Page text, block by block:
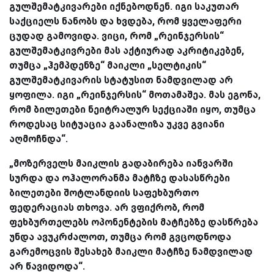
გულშემატკივარები იქნებოდნენ. იგი საკუთარ
საქციელს ნანობს და ხვდება, რომ ყველაფერი
ცუდად გამოვიდა. ვიცი, რომ „რეინჯერსის“
გულშემატკივრები მას აქტიურად აკრიტიკებენ,
თუმცა „ჰემპდენზე“ მაიკლი „სელტიკის“
გულშემატკივარის სტატუსით ნამდვილად არ
ყოფილა. იგი „რეინჯერსის“ მოთამაშეა. მას ეგონა,
რომ ბილეთები ნეიტრალურ სექციაში იყო, თუმცა
როდესაც სიტუაცია გაანალიზა უკვე გვიანი
აღმოჩნდა“.
„მოზერველს მაიკლის გადაბირება იანვარში
სურდა და ოჰალორანმა მატჩზე დასასწრები
ბილეთები შოტლანდიის საფეხბურთო
ფედერაციას თხოვა. არ ვფიქრობ, რომ
ფეხბურთელებს ოპონენტების მატჩებზე დასწრება
უნდა ავუკრძალოთ, თუმცა რომ გვცოდნოდა
გარემოცვის შესახებ მაიკლი მატჩზე ნამდვილად
არ წავიდოდა“.